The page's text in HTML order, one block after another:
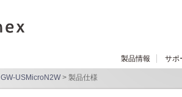
製品情報 サポ
GW-USMicroN2W > 製品仕様